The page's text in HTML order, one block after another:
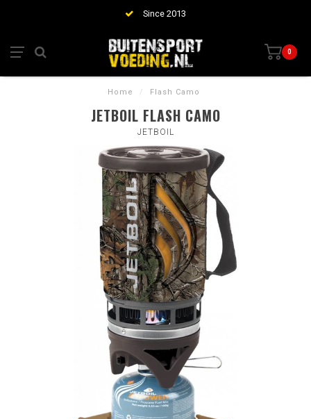
Since 2013
0
Home / Flash Camo
JETBOIL FLASH CAMO
JETBOIL